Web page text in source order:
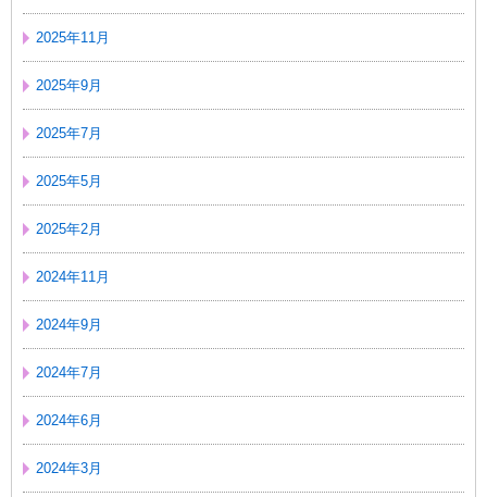
2025年11月
2025年9月
2025年7月
2025年5月
2025年2月
2024年11月
2024年9月
2024年7月
2024年6月
2024年3月